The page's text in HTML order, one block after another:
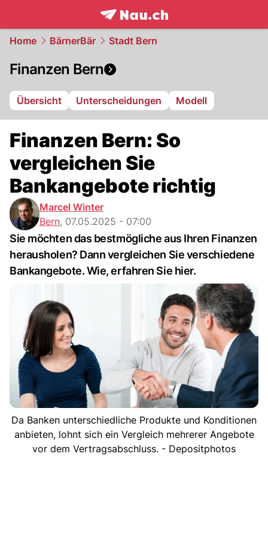
frontpage.NAU.ch
Home BärnerBär Stadt Bern
Finanzen Bern
Übersicht Unterscheidungen Modell
Finanzen Bern: So
vergleichen Sie
Bankangebote richtig
Marcel Winter
Bern, 07.05.2025 - 07:00
Sie möchten das bestmögliche aus Ihren Finanzen
herausholen? Dann vergleichen Sie verschiedene
Bankangebote. Wie, erfahren Sie hier.
Da Banken unterschiedliche Produkte und Konditionen
anbieten, lohnt sich ein Vergleich mehrerer Angebote
vor dem Vertragsabschluss. - Depositphotos